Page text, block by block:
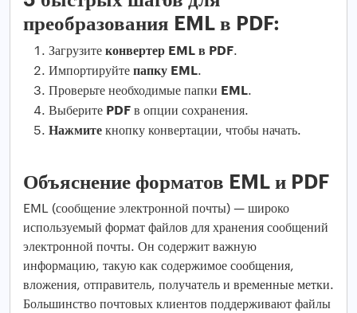
преобразования EML в PDF:
Загрузитеконвертер EML в PDF.
Импортируйтепапку EML.
Проверьте необходимые папки EML.
Выберите PDFв опции сохранения.
Нажмитекнопку конвертации, чтобы начать.
Объяснение форматов EML и PDF
EML (сообщение электронной почты) — широко
используемый формат файлов для хранения сообщений
электронной почты. Он содержит важную
информацию, такую как содержимое сообщения,
вложения, отправитель, получатель и временные метки.
Большинство почтовых клиентов поддерживают файлы